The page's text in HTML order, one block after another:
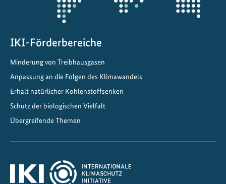
IKI-Förderbereiche
Minderung von Treibhausgasen
Anpassung an die Folgen des Klimawandels
Erhalt natürlicher Kohlenstoffsenken
Schutz der biologischen Vielfalt
Übergreifende Themen